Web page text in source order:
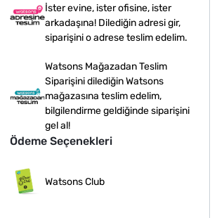
İster evine, ister ofisine, ister
arkadaşına! Dilediğin adresi gir,
siparişini o adrese teslim edelim.
Watsons Mağazadan Teslim
Siparişini dilediğin Watsons
mağazasına teslim edelim,
bilgilendirme geldiğinde siparişini
gel al!
Ödeme Seçenekleri
Watsons Club